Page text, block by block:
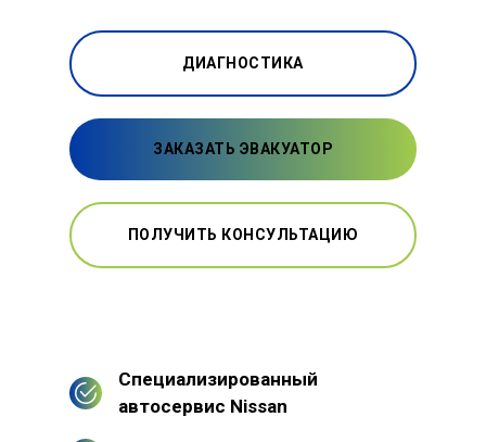
ДИАГНОСТИКА
ЗАКАЗАТЬ ЭВАКУАТОР
ПОЛУЧИТЬ КОНСУЛЬТАЦИЮ
Специализированный
автосервис Nissan